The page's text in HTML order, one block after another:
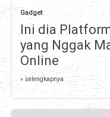
Gadget
Ini dia
yang Nggak
Online
» selengkapnya